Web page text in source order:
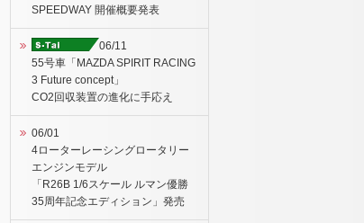
SPEEDWAY 開催概要発表
06/11
55号車「MAZDA SPIRIT RACING
3 Future concept」
CO2回収装置の進化に手応え
06/01
4ローターレーシングロータリー
エンジンモデル
「R26B 1/6スケール ルマン優勝
35周年記念エディション」発売